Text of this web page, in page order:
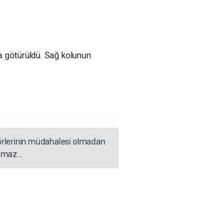
götürüldü. Sağ kolunun
müdahalesi olmadan